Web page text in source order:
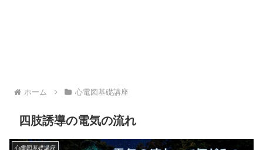
ホーム 心電図基礎講座
四肢誘導の電気の流れ
心電図基礎講座